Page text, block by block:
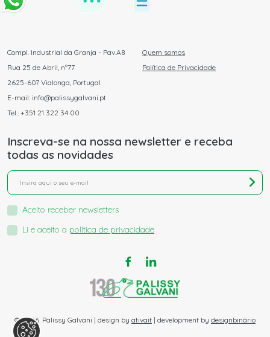
Compl. Industrial da Granja - Pav.A8
Rua 25 de Abril, nº77
2625-607 Vialonga, Portugal
E-mail: info@palissygalvani.pt
Tel.: +351 21 322 34 00
Quem somos
Política de Privacidade
Inscreva-se na nossa newsletter e receba
todas as novidades
Aceito receber newsletters
Li e aceito a política de privacidade
© 2026. Palissy Galvani | design by ativait | development by designbinário